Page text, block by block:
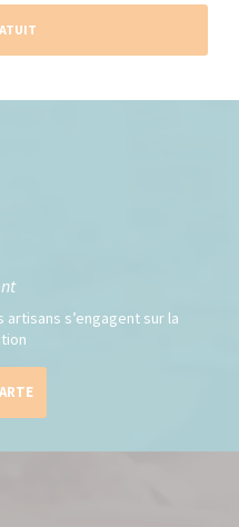
artisans s’engagent sur la